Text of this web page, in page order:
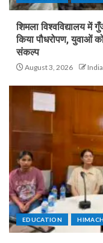
शिमला विश्वविद्यालय में
किया पौधरोपण, युवाओं
संकल्प
August 3, 2026
EDUCATION